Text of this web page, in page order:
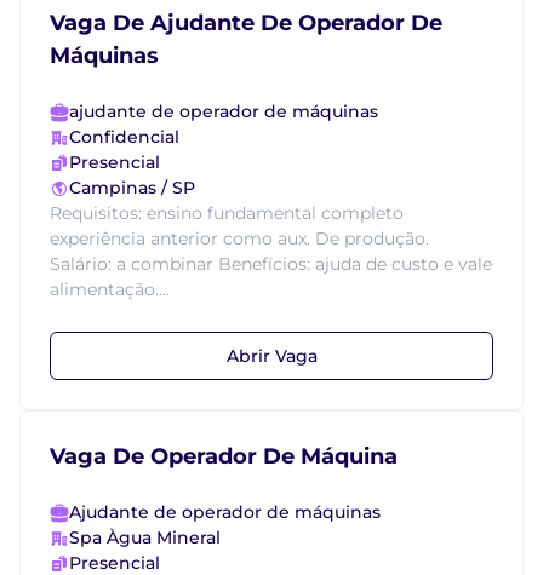
Vaga De Ajudante De Operador De
Máquinas
ajudante de operador de máquinas
Confidencial
Presencial
Campinas / SP
Requisitos: ensino fundamental completo
experiência anterior como aux. De produção.
Salário: a combinar Benefícios: ajuda de custo e vale
alimentação....
Abrir Vaga
Vaga De Operador De Máquina
Ajudante de operador de máquinas
Spa Àgua Mineral
Presencial